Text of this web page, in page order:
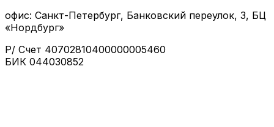
офис: Санкт-Петербург, Банковский переулок, 3, БЦ
«Нордбург»
Р/ Счет 40702810400000005460
БИК 044030852